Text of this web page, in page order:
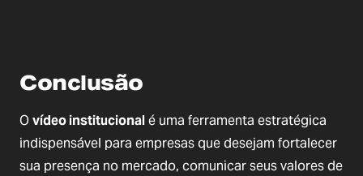
Conclusão
Ovídeo institucionalé uma ferramenta estratégica
indispensável para empresas que desejam fortalecer
sua presença no mercado, comunicar seus valores de